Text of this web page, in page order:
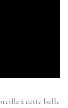
à cette belle